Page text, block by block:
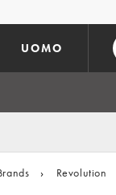
UOMO
› Revolution